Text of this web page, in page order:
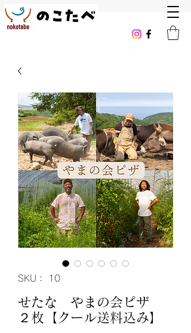
SKU： 10
せたな やまの会ピザ
２枚【クール送料込み】